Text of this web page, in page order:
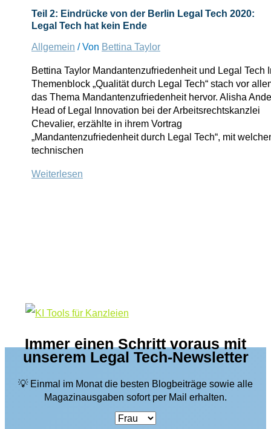
Muster
nicht
mehr
12.
Bucerius
Herbsttagung
bot
neue
Lösungsansätze
Teil 2: Eindrücke von der Berlin Legal Tech 2020:
Legal Tech hat kein Ende
Allgemein / Von Bettina Taylor
Bettina Taylor Mandantenzufriedenheit und Legal Tech
Themenblock „Qualität durch Legal Tech“ stach vor
das Thema Mandantenzufriedenheit hervor. Alisha
Head of Legal Innovation bei der Arbeitsrechtskanzlei
Chevalier, erzählte in ihrem Vortrag
„Mandantenzufriedenheit durch Legal Tech“, mit
technischen
Teil
Tech
hat
Ende
Weiterlesen
Immer einen Schritt voraus mit
unserem Legal Tech-Newsletter
💡 Einmal im Monat die besten Blogbeiträge sowie alle
Magazinausgaben sofort per Mail erhalten.